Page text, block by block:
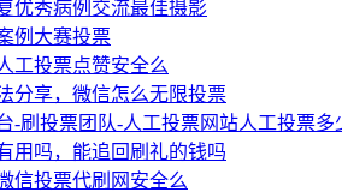
优秀病例交流最佳摄影
例大赛投票
工投票点赞安全么
分享，微信怎么无限投票
-刷投票团队-人工投票网站人工投票多
用吗，能追回刷礼的钱吗
信投票代刷网安全么